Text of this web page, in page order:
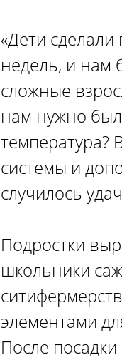
«Дети
недель, и нам
сложные
нам нужно
температура?
системы и
случилось
Подростки
школьники
элементами
После